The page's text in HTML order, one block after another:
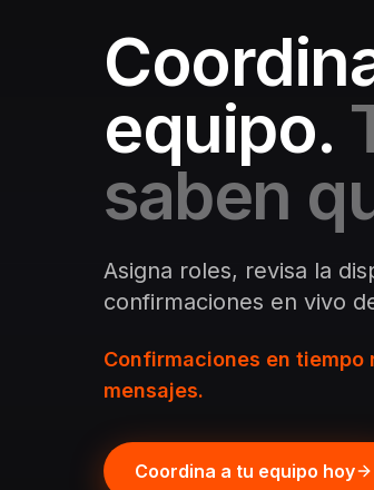
equipo.
saben
Asigna roles, revisa la
confirmaciones en vivo
Confirmaciones en tiempo
mensajes.
Coordina a tu equipo hoy